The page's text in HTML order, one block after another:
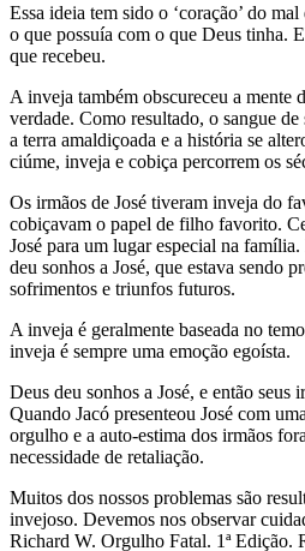
Essa ideia tem sido o ‘coração’ do
o que possuía com o que Deus tinha.
que recebeu.
A inveja também obscureceu a mente
verdade. Como resultado, o sangue
a terra amaldiçoada e a história se
ciúme, inveja e cobiça percorrem os
Os irmãos de José tiveram inveja do
cobiçavam o papel de filho favorito.
José para um lugar especial na
deu sonhos a José, que estava sendo
sofrimentos e triunfos futuros.
A inveja é geralmente baseada no
inveja é sempre uma emoção egoísta.
Deus deu sonhos a José, e então seus
Quando Jacó presenteou José com
orgulho e a auto-estima dos irmãos
necessidade de retaliação.
Muitos dos nossos problemas são
invejoso. Devemos nos observar
Richard W. Orgulho Fatal. 1ª Edição.